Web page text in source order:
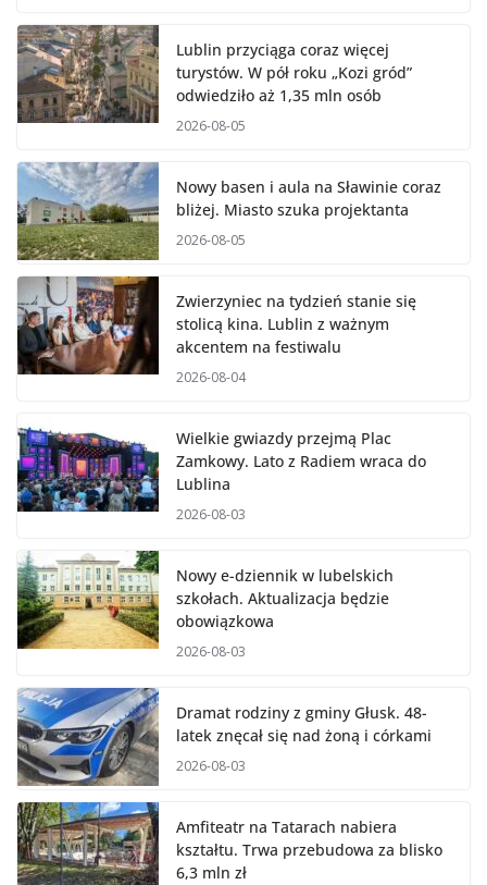
Lublin przyciąga coraz więcej
turystów. W pół roku „Kozi gród”
odwiedziło aż 1,35 mln osób
2026-08-05
Nowy basen i aula na Sławinie coraz
bliżej. Miasto szuka projektanta
2026-08-05
Zwierzyniec na tydzień stanie się
stolicą kina. Lublin z ważnym
akcentem na festiwalu
2026-08-04
Wielkie gwiazdy przejmą Plac
Zamkowy. Lato z Radiem wraca do
Lublina
2026-08-03
Nowy e-dziennik w lubelskich
szkołach. Aktualizacja będzie
obowiązkowa
2026-08-03
Dramat rodziny z gminy Głusk. 48-
latek znęcał się nad żoną i córkami
2026-08-03
Amfiteatr na Tatarach nabiera
kształtu. Trwa przebudowa za blisko
6,3 mln zł